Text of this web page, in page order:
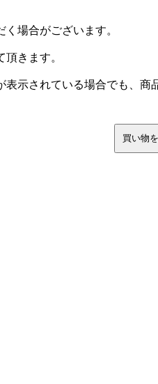
場合がございます。
きます。
示されている場合でも、